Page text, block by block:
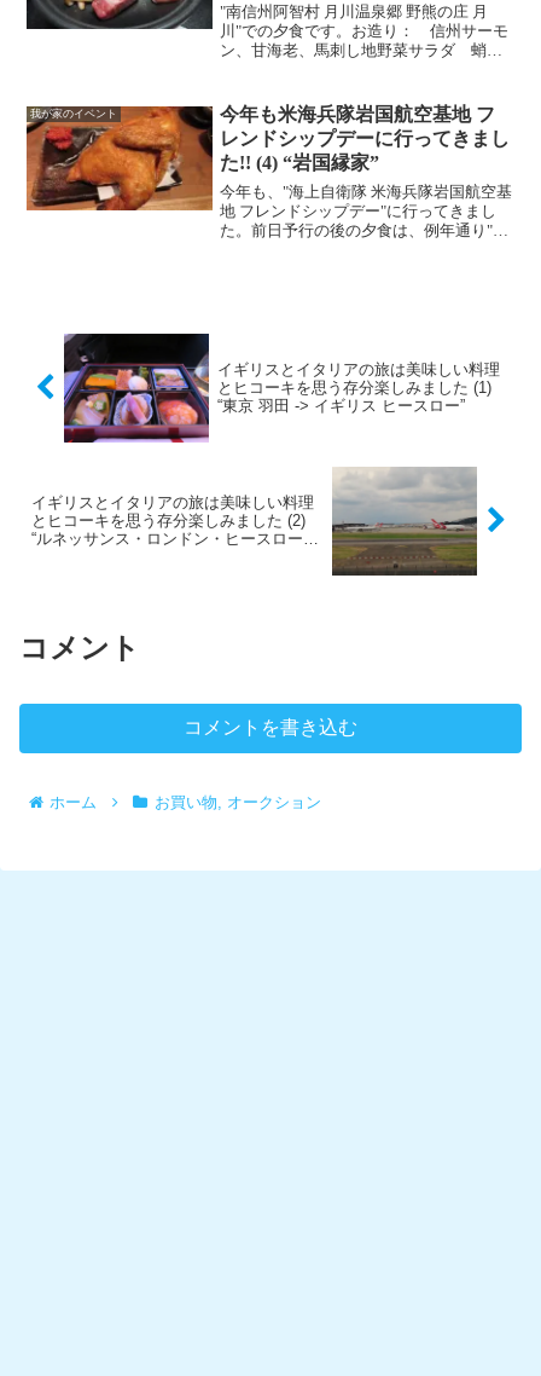
"南信州阿智村 月川温泉郷 野熊の庄 月
川"での夕食です。お造り： 信州サーモ
ン、甘海老、馬刺し地野菜サラダ 蛸刺
ぷら タラの芽、海老、舞茸、筍あまご
の塩焼き煮物：帆立...
我が家のイベント
今年も米海兵隊岩国航空基地 フ
レンドシップデーに行ってきまし
た!! (4) “岩国縁家”
今年も、"海上自衛隊 米海兵隊岩国航空基
地 フレンドシップデー"に行ってきまし
た。前日予行の後の夕食は、例年通り"岩
イギリスとイタリアの旅は美味しい料理
とヒコーキを思う存分楽しみました (1)
“東京 羽田 -> イギリス ヒースロー”
イギリスとイタリアの旅は美味しい料理
とヒコーキを思う存分楽しみました (2)
“ルネッサンス・ロンドン・ヒースロー・
コメント
コメントを書き込む
ホーム お買い物, オークション